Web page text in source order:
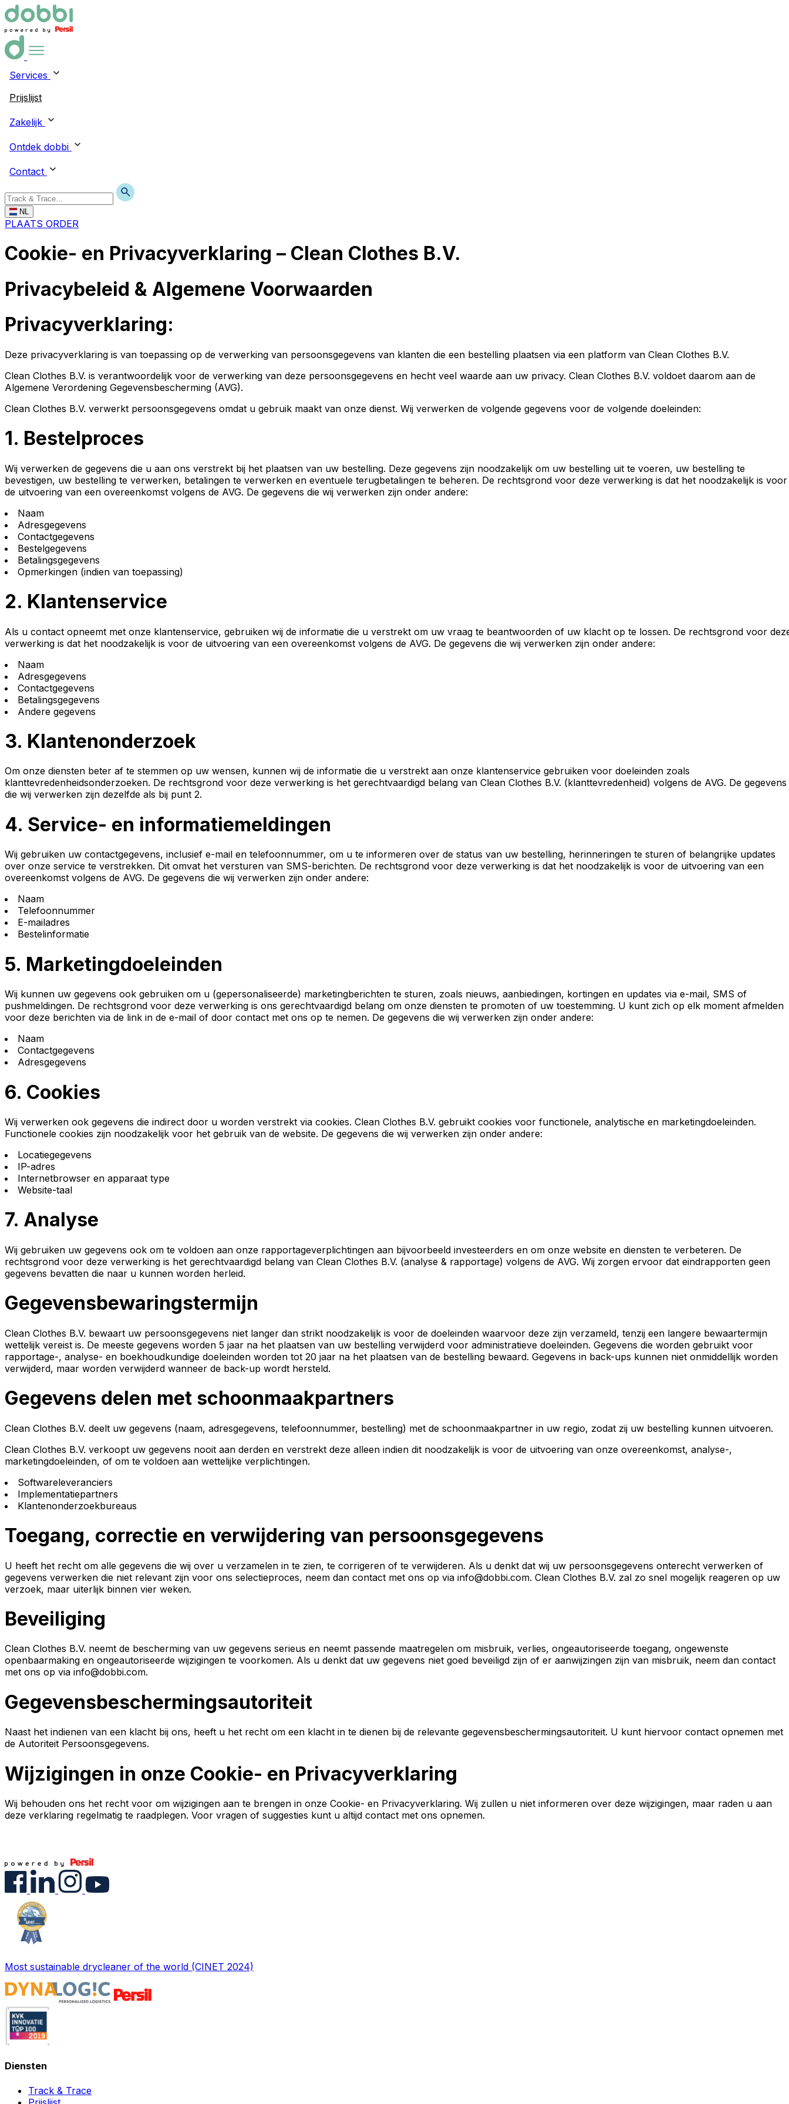
Services
Prijslijst
Zakelijk
Ontdek dobbi
Contact
NL
PLAATS ORDER
Cookie- en Privacyverklaring – Clean Clothes B.V.
Privacybeleid & Algemene Voorwaarden
Privacyverklaring:
Deze privacyverklaring is van toepassing op de verwerking van persoonsgegevens van klanten die een bestelling plaatsen via een platform van Clean Clothes B.V.
Clean Clothes B.V. is verantwoordelijk voor de verwerking van deze persoonsgegevens en hecht veel waarde aan uw privacy. Clean Clothes B.V. voldoet daarom aan de
Algemene Verordening Gegevensbescherming (AVG).
Clean Clothes B.V. verwerkt persoonsgegevens omdat u gebruik maakt van onze dienst. Wij verwerken de volgende gegevens voor de volgende doeleinden:
1. Bestelproces
Wij verwerken de gegevens die u aan ons verstrekt bij het plaatsen van uw bestelling. Deze gegevens zijn noodzakelijk om uw bestelling uit te voeren, uw bestelling te
bevestigen, uw bestelling te verwerken, betalingen te verwerken en eventuele terugbetalingen te beheren. De rechtsgrond voor deze verwerking is dat het noodzakelijk is voor
de uitvoering van een overeenkomst volgens de AVG. De gegevens die wij verwerken zijn onder andere:
Naam
Adresgegevens
Contactgegevens
Bestelgegevens
Betalingsgegevens
Opmerkingen (indien van toepassing)
2. Klantenservice
Als u contact opneemt met onze klantenservice, gebruiken wij de informatie die u verstrekt om uw vraag te beantwoorden of uw klacht op te lossen. De rechtsgrond voor
verwerking is dat het noodzakelijk is voor de uitvoering van een overeenkomst volgens de AVG. De gegevens die wij verwerken zijn onder andere:
Naam
Adresgegevens
Contactgegevens
Betalingsgegevens
Andere gegevens
3. Klantenonderzoek
Om onze diensten beter af te stemmen op uw wensen, kunnen wij de informatie die u verstrekt aan onze klantenservice gebruiken voor doeleinden zoals
klanttevredenheidsonderzoeken. De rechtsgrond voor deze verwerking is het gerechtvaardigd belang van Clean Clothes B.V. (klanttevredenheid) volgens de AVG. De gegevens
die wij verwerken zijn dezelfde als bij punt 2.
4. Service- en informatiemeldingen
Wij gebruiken uw contactgegevens, inclusief e-mail en telefoonnummer, om u te informeren over de status van uw bestelling, herinneringen te sturen of belangrijke updates
over onze service te verstrekken. Dit omvat het versturen van SMS-berichten. De rechtsgrond voor deze verwerking is dat het noodzakelijk is voor de uitvoering van een
overeenkomst volgens de AVG. De gegevens die wij verwerken zijn onder andere:
Naam
Telefoonnummer
E-mailadres
Bestelinformatie
5. Marketingdoeleinden
Wij kunnen uw gegevens ook gebruiken om u (gepersonaliseerde) marketingberichten te sturen, zoals nieuws, aanbiedingen, kortingen en updates via e-mail, SMS of
pushmeldingen. De rechtsgrond voor deze verwerking is ons gerechtvaardigd belang om onze diensten te promoten of uw toestemming. U kunt zich op elk moment afmelden
voor deze berichten via de link in de e-mail of door contact met ons op te nemen. De gegevens die wij verwerken zijn onder andere:
Naam
Contactgegevens
Adresgegevens
6. Cookies
Wij verwerken ook gegevens die indirect door u worden verstrekt via cookies. Clean Clothes B.V. gebruikt cookies voor functionele, analytische en marketingdoeleinden.
Functionele cookies zijn noodzakelijk voor het gebruik van de website. De gegevens die wij verwerken zijn onder andere:
Locatiegegevens
IP-adres
Internetbrowser en apparaat type
Website-taal
7. Analyse
Wij gebruiken uw gegevens ook om te voldoen aan onze rapportageverplichtingen aan bijvoorbeeld investeerders en om onze website en diensten te verbeteren. De
rechtsgrond voor deze verwerking is het gerechtvaardigd belang van Clean Clothes B.V. (analyse & rapportage) volgens de AVG. Wij zorgen ervoor dat eindrapporten geen
gegevens bevatten die naar u kunnen worden herleid.
Gegevensbewaringstermijn
Clean Clothes B.V. bewaart uw persoonsgegevens niet langer dan strikt noodzakelijk is voor de doeleinden waarvoor deze zijn verzameld, tenzij een langere bewaartermijn
wettelijk vereist is. De meeste gegevens worden 5 jaar na het plaatsen van uw bestelling verwijderd voor administratieve doeleinden. Gegevens die worden gebruikt voor
rapportage-, analyse- en boekhoudkundige doeleinden worden tot 20 jaar na het plaatsen van de bestelling bewaard. Gegevens in back-ups kunnen niet onmiddellijk worden
verwijderd, maar worden verwijderd wanneer de back-up wordt hersteld.
Gegevens delen met schoonmaakpartners
Clean Clothes B.V. deelt uw gegevens (naam, adresgegevens, telefoonnummer, bestelling) met de schoonmaakpartner in uw regio, zodat zij uw bestelling kunnen uitvoeren.
Clean Clothes B.V. verkoopt uw gegevens nooit aan derden en verstrekt deze alleen indien dit noodzakelijk is voor de uitvoering van onze overeenkomst, analyse-,
marketingdoeleinden, of om te voldoen aan wettelijke verplichtingen.
Softwareleveranciers
Implementatiepartners
Klantenonderzoekbureaus
Toegang, correctie en verwijdering van persoonsgegevens
U heeft het recht om alle gegevens die wij over u verzamelen in te zien, te corrigeren of te verwijderen. Als u denkt dat wij uw persoonsgegevens onterecht verwerken of
gegevens verwerken die niet relevant zijn voor ons selectieproces, neem dan contact met ons op via info@dobbi.com. Clean Clothes B.V. zal zo snel mogelijk reageren op uw
verzoek, maar uiterlijk binnen vier weken.
Beveiliging
Clean Clothes B.V. neemt de bescherming van uw gegevens serieus en neemt passende maatregelen om misbruik, verlies, ongeautoriseerde toegang, ongewenste
openbaarmaking en ongeautoriseerde wijzigingen te voorkomen. Als u denkt dat uw gegevens niet goed beveiligd zijn of er aanwijzingen zijn van misbruik, neem dan contact
met ons op via info@dobbi.com.
Gegevensbeschermingsautoriteit
Naast het indienen van een klacht bij ons, heeft u het recht om een klacht in te dienen bij de relevante gegevensbeschermingsautoriteit. U kunt hiervoor contact opnemen met
de Autoriteit Persoonsgegevens.
Wijzigingen in onze Cookie- en Privacyverklaring
Wij behouden ons het recht voor om wijzigingen aan te brengen in onze Cookie- en Privacyverklaring. Wij zullen u niet informeren over deze wijzigingen, maar raden u aan
deze verklaring regelmatig te raadplegen. Voor vragen of suggesties kunt u altijd contact met ons opnemen.
Most sustainable drycleaner of the world (CINET 2024)
Diensten
Track & Trace